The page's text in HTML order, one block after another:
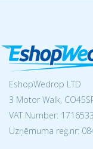
EshopWedrop LTD
3 Motor Walk,
VAT Number:
Uzņēmuma reģ.nr: